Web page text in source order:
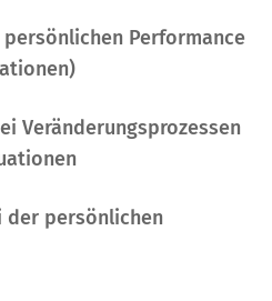
Performance
Veränderungsprozessen
der persönlichen